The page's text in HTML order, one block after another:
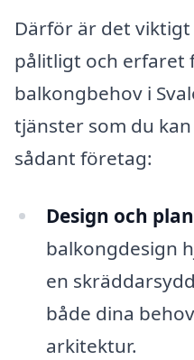
Därför är det
pålitligt och erfaret
balkongbehov i
tjänster som du
sådant företag:
Design och
balkongdesign
en
både dina
arkitektur.